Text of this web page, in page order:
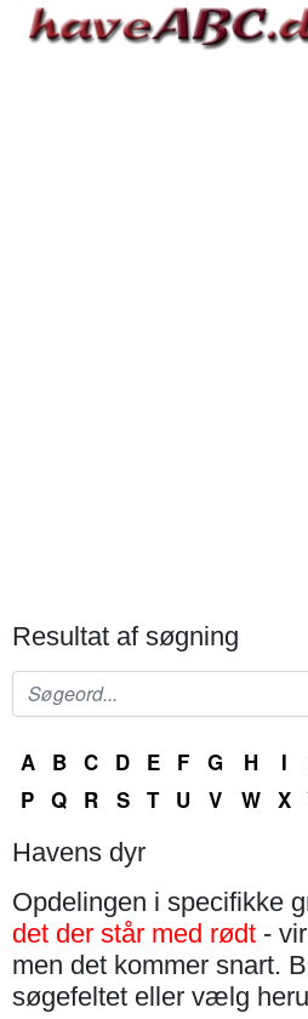
Resultat af søgning
A B C D E F G H I
P Q R S T U V W X
Havens dyr
Opdelingen i specifikke
det der står med rødt -
men det kommer snart.
søgefeltet eller vælg